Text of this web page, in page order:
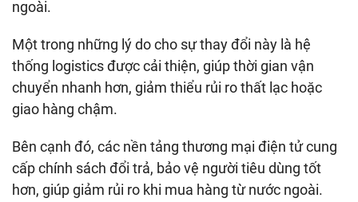
ngoài.
Một trong những lý do cho sự thay đổi này là hệ
thống logistics được cải thiện, giúp thời gian vận
chuyển nhanh hơn, giảm thiểu rủi ro thất lạc hoặc
giao hàng chậm.
Bên cạnh đó, các nền tảng thương mại điện tử cung
cấp chính sách đổi trả, bảo vệ người tiêu dùng tốt
hơn, giúp giảm rủi ro khi mua hàng từ nước ngoài.